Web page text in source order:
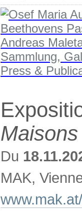
Du
MAK,